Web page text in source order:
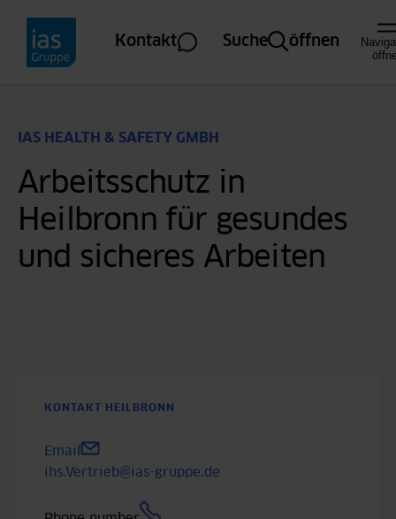
Direkt zum Inhalt
Kontakt Suche öffnen
IAS HEALTH & SAFETY GMBH
Arbeitsschutz in
Heilbronn für gesundes
und sicheres Arbeiten
KONTAKT HEILBRONN
Email
ihs.Vertrieb@ias-gruppe.de